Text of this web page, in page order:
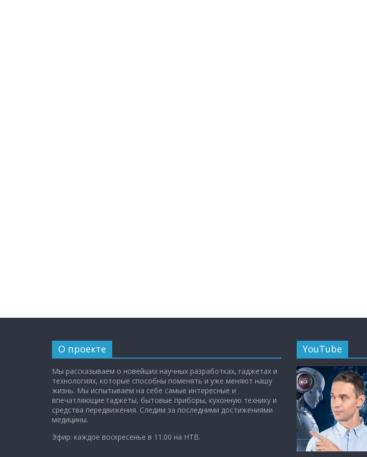
О проекте
Мы рассказываем о новейших научных разработках, гаджетах и
технологиях, которые способны поменять и уже меняют нашу
жизнь. Мы испытываем на себе самые интересные и
впечатляющие гаджеты, бытовые приборы, кухонную технику и
средства передвижения. Следим за последними достижениями
медицины.
Эфир: каждое воскресенье в 11:00 на НТВ.
YouTube